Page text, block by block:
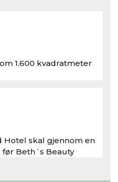
1.600 kvadratmeter
Hotel skal gjennom en
Beth´s Beauty